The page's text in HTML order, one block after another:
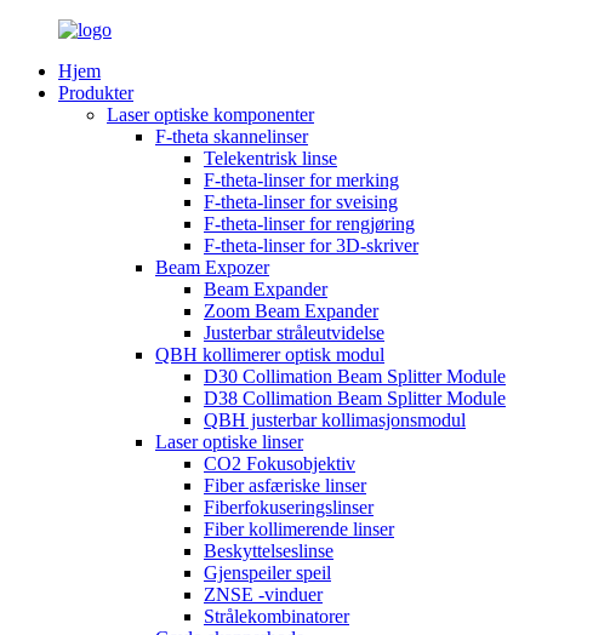
Hjem
Produkter
Laser optiske komponenter
F-theta skannelinser
Telekentrisk linse
F-theta-linser for merking
F-theta-linser for sveising
F-theta-linser for rengjøring
F-theta-linser for 3D-skriver
Beam Expozer
Beam Expander
Zoom Beam Expander
Justerbar stråleutvidelse
QBH kollimerer optisk modul
D30 Collimation Beam Splitter Module
D38 Collimation Beam Splitter Module
QBH justerbar kollimasjonsmodul
Laser optiske linser
CO2 Fokusobjektiv
Fiber asfæriske linser
Fiberfokuseringslinser
Fiber kollimerende linser
Beskyttelseslinse
Gjenspeiler speil
ZNSE -vinduer
Strålekombinatorer